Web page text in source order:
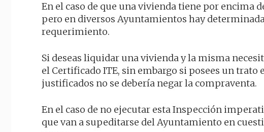
En el caso de que una vivienda tiene por encima
pero en diversos Ayuntamientos hay
requerimiento.
Si deseas liquidar una vivienda y la misma
el Certificado ITE, sin embargo si posees un
justificados no se debería negar la compraventa.
En el caso de no ejecutar esta Inspección
que van a supeditarse del Ayuntamiento en